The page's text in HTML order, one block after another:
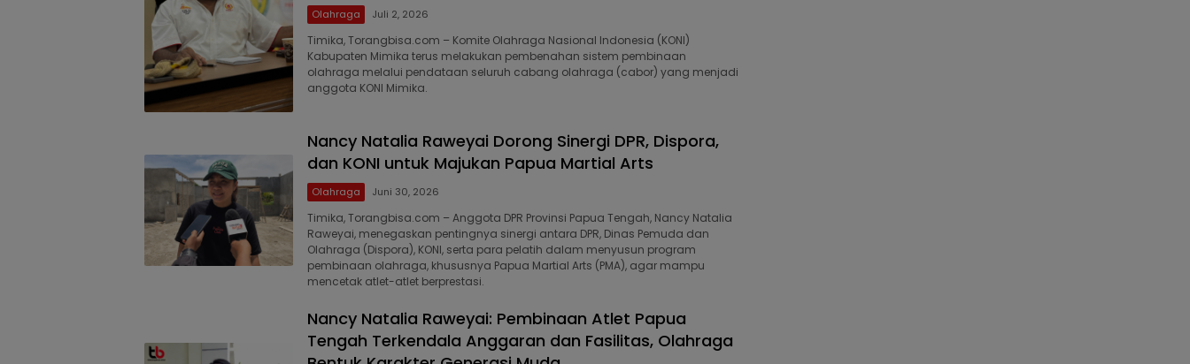
Olahraga Juli 2, 2026
Timika, Torangbisa.com – Komite Olahraga Nasional Indonesia (KONI)
Kabupaten Mimika terus melakukan pembenahan sistem pembinaan
olahraga melalui pendataan seluruh cabang olahraga (cabor) yang menjadi
anggota KONI Mimika.
Nancy Natalia Raweyai Dorong Sinergi DPR, Dispora,
dan KONI untuk Majukan Papua Martial Arts
Olahraga Juni 30, 2026
Timika, Torangbisa.com – Anggota DPR Provinsi Papua Tengah, Nancy Natalia
Raweyai, menegaskan pentingnya sinergi antara DPR, Dinas Pemuda dan
Olahraga (Dispora), KONI, serta para pelatih dalam menyusun program
pembinaan olahraga, khususnya Papua Martial Arts (PMA), agar mampu
mencetak atlet-atlet berprestasi.
Nancy Natalia Raweyai: Pembinaan Atlet Papua
Tengah Terkendala Anggaran dan Fasilitas, Olahraga